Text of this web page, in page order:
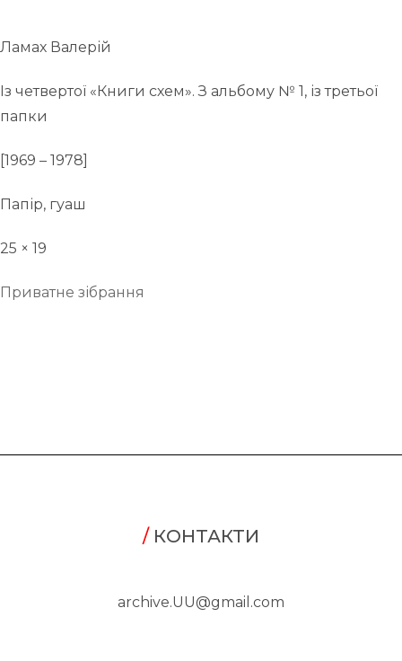
Ламах Валерій
Із четвертої «Книги схем». З альбому № 1, із третьої
папки
[1969 – 1978]
Папір, гуаш
25 × 19
Приватне зібрання
/КОНТАКТИ
archive.UU@gmail.com